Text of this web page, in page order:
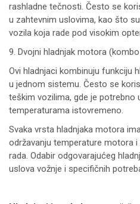
rashladne tečnosti. Često se
u zahtevnim uslovima, kao što
vozila koja rade pod visokim
9. Dvojni hladnjak motora
Ovi hladnjaci kombinuju funkciju
u jednom sistemu. Često se
teškim vozilima, gde je potrebno
temperaturama istovremeno.
Svaka vrsta hladnjaka motora
održavanju temperature motora
rada. Odabir odgovarajućeg
uslova vožnje i specifičnih